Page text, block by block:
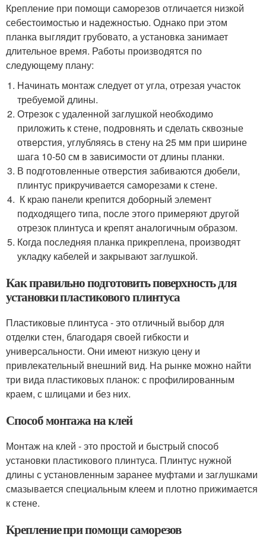
Крепление при помощи саморезов отличается низкой
себестоимостью и надежностью. Однако при этом
планка выглядит грубовато, а установка занимает
длительное время. Работы производятся по
следующему плану:
Начинать монтаж следует от угла, отрезая участок
требуемой длины.
Отрезок с удаленной заглушкой необходимо
приложить к стене, подровнять и сделать сквозные
отверстия, углубляясь в стену на 25 мм при ширине
шага 10-50 см в зависимости от длины планки.
В подготовленные отверстия забиваются дюбели,
плинтус прикручивается саморезами к стене.
К краю панели крепится доборный элемент
подходящего типа, после этого примеряют другой
отрезок плинтуса и крепят аналогичным образом.
Когда последняя планка прикреплена, производят
укладку кабелей и закрывают заглушкой.
Как правильно подготовить поверхность для
установки пластикового плинтуса
Пластиковые плинтуса - это отличный выбор для
отделки стен, благодаря своей гибкости и
универсальности. Они имеют низкую цену и
привлекательный внешний вид. На рынке можно найти
три вида пластиковых планок: с профилированным
краем, с шлицами и без них.
Способ монтажа на клей
Монтаж на клей - это простой и быстрый способ
установки пластикового плинтуса. Плинтус нужной
длины с установленным заранее муфтами и заглушками
смазывается специальным клеем и плотно прижимается
к стене.
Крепление при помощи саморезов